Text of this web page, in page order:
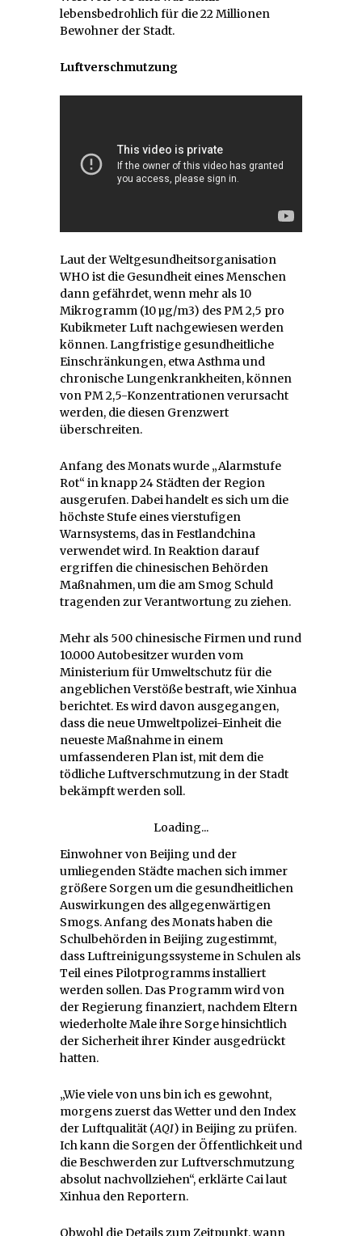
lebensbedrohlich für die 22 Millionen
Bewohner der Stadt.
Luftverschmutzung
Laut der Weltgesundheitsorganisation
WHO ist die Gesundheit eines Menschen
dann gefährdet, wenn mehr als 10
Mikrogramm (10 µg/m3) des PM 2,5 pro
Kubikmeter Luft nachgewiesen werden
können. Langfristige gesundheitliche
Einschränkungen, etwa Asthma und
chronische Lungenkrankheiten, können
von PM 2,5-Konzentrationen verursacht
werden, die diesen Grenzwert
überschreiten.
Anfang des Monats wurde „Alarmstufe
Rot“ in knapp 24 Städten der Region
ausgerufen. Dabei handelt es sich um die
höchste Stufe eines vierstufigen
Warnsystems, das in Festlandchina
verwendet wird. In Reaktion darauf
ergriffen die chinesischen Behörden
Maßnahmen, um die am Smog Schuld
tragenden zur Verantwortung zu ziehen.
Mehr als 500 chinesische Firmen und rund
10.000 Autobesitzer wurden vom
Ministerium für Umweltschutz für die
angeblichen Verstöße bestraft, wie Xinhua
berichtet. Es wird davon ausgegangen,
dass die neue Umweltpolizei-Einheit die
neueste Maßnahme in einem
umfassenderen Plan ist, mit dem die
tödliche Luftverschmutzung in der Stadt
bekämpft werden soll.
Loading...
Einwohner von Beijing und der
umliegenden Städte machen sich immer
größere Sorgen um die gesundheitlichen
Auswirkungen des allgegenwärtigen
Smogs. Anfang des Monats haben die
Schulbehörden in Beijing zugestimmt,
dass Luftreinigungssysteme in Schulen als
Teil eines Pilotprogramms installiert
werden sollen. Das Programm wird von
der Regierung finanziert, nachdem Eltern
wiederholte Male ihre Sorge hinsichtlich
der Sicherheit ihrer Kinder ausgedrückt
hatten.
„Wie viele von uns bin ich es gewohnt,
morgens zuerst das Wetter und den Index
der Luftqualität (AQI) in Beijing zu prüfen.
Ich kann die Sorgen der Öffentlichkeit und
die Beschwerden zur Luftverschmutzung
absolut nachvollziehen“, erklärte Cai laut
Xinhua den Reportern.
Obwohl die Details zum Zeitpunkt, wann